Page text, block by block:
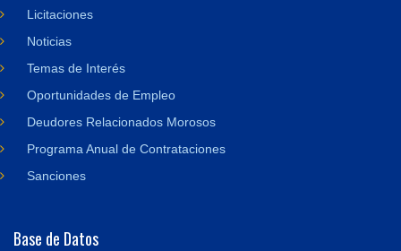
Licitaciones
Noticias
Temas de Interés
Oportunidades de Empleo
Deudores Relacionados Morosos
Programa Anual de Contrataciones
Sanciones
Base de Datos